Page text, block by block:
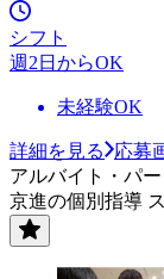
シフト
週2日からOK
未経験OK
詳細を見る
応募
アルバイト・パー
京進の個別指導